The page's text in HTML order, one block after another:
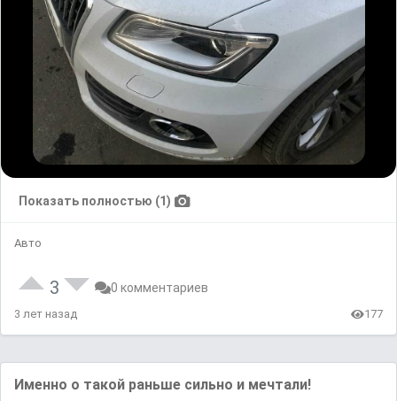
Показать полностью (1)
Авто
3 0 комментариев
3 лет назад 177
Именно о такой раньше сильно и мечтали!